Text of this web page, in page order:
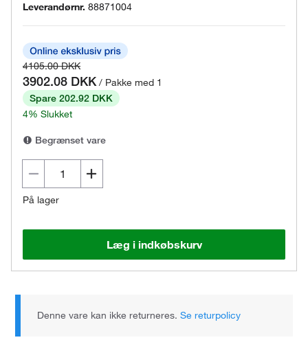
Leverandørnr. 88871004
4105.00 DKK
3902.08 DKK / Pakke med 1
Spare 202.92 DKK
4% Slukket
Begrænset vare
På lager
Læg i indkøbskurv
Denne vare kan ikke returneres.Se returpolicy